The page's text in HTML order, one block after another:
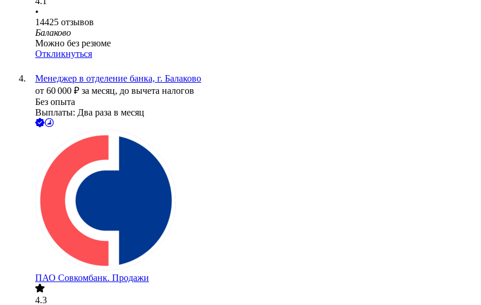
•
14425 отзывов
Балаково
Можно без резюме
Откликнуться
Менеджер в отделение банка, г. Балаково
от 60 000 ₽ за месяц, до вычета налогов
Без опыта
Выплаты: Два раза в месяц
ПАО Совкомбанк. Продажи
4.3